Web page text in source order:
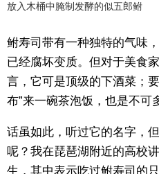
放入木桶中腌制发酵的似五郎鲋
鲋寿司带有一种独特的气味
已经腐坏变质。但对于美食
言，它可是顶级的下酒菜；
布”来一碗茶泡饭，也是不可
话虽如此，听过它的名字，
呢？我在琵琶湖附近的高校
生，其中表示吃过鲋寿司的只